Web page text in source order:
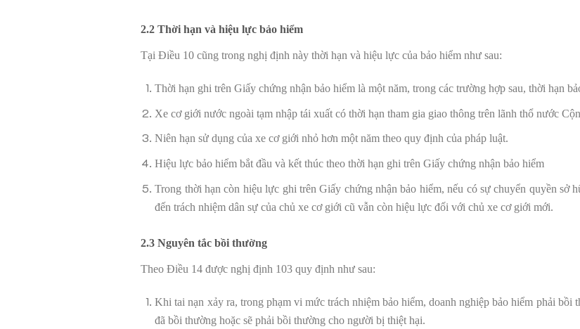
2.2 Thời hạn và hiệu lực bảo hiểm
Tại Điều 10 cũng trong nghị định này thời hạn và hiệu lực của bảo hiểm như sau:
Thời hạn ghi trên Giấy chứng nhận bảo hiểm là một năm, trong các trường hợp sau, thời hạn
Xe cơ giới nước ngoài tạm nhập tái xuất có thời hạn tham gia giao thông trên lãnh thổ nước
Niên hạn sử dụng của xe cơ giới nhỏ hơn một năm theo quy định của pháp luật.
Hiệu lực bảo hiểm bắt đầu và kết thúc theo thời hạn ghi trên Giấy chứng nhận bảo hiểm
Trong thời hạn còn hiệu lực ghi trên Giấy chứng nhận bảo hiểm, nếu có sự chuyển quyền sở
đến trách nhiệm dân sự của chủ xe cơ giới cũ vẫn còn hiệu lực đối với chủ xe cơ giới mới.
2.3 Nguyên tắc bồi thường
Theo Điều 14 được nghị định 103 quy định như sau:
Khi tai nạn xảy ra, trong phạm vi mức trách nhiệm bảo hiểm, doanh nghiệp bảo hiểm phải bồi
đã bồi thường hoặc sẽ phải bồi thường cho người bị thiệt hại.